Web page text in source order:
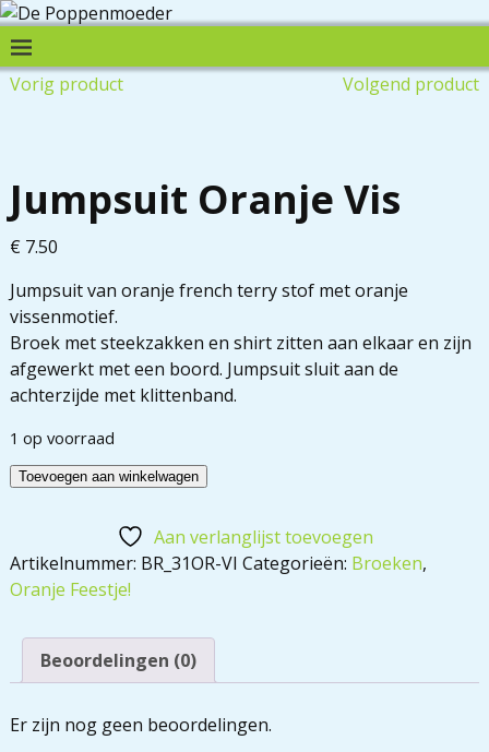
Vorig product Volgend product
Jumpsuit Oranje Vis
€ 7.50
Jumpsuit van oranje french terry stof met oranje
vissenmotief.
Broek met steekzakken en shirt zitten aan elkaar en zijn
afgewerkt met een boord. Jumpsuit sluit aan de
achterzijde met klittenband.
1 op voorraad
Toevoegen aan winkelwagen
Aan verlanglijst toevoegen
Artikelnummer: BR_31OR-VI Categorieën: Broeken,
Oranje Feestje!
Beoordelingen (0)
Er zijn nog geen beoordelingen.